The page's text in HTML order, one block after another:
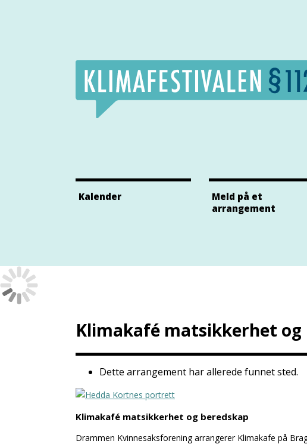
Klimafestivalens Twitter side
Klimafestivalens Instagram side
Kalender
Meld på et
arrangement
Klimakafé matsikkerhet og
Dette arrangement har allerede funnet sted.
Klimakafé matsikkerhet og beredskap
Drammen Kvinnesaksforening arrangerer Klimakafe på